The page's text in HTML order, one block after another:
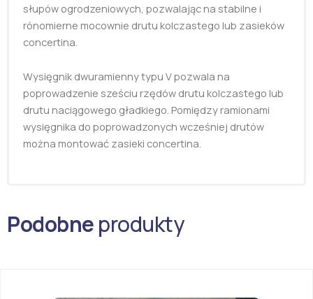
słupów ogrodzeniowych, pozwalając na stabilne i
rónomierne mocownie drutu kolczastego lub zasieków
concertina.
Wysięgnik dwuramienny typu V pozwala na
poprowadzenie sześciu rzędów drutu kolczastego lub
drutu naciągowego gładkiego. Pomiędzy ramionami
wysięgnika do poprowadzonych wcześniej drutów
można montować zasieki concertina.
Podobneprodukty